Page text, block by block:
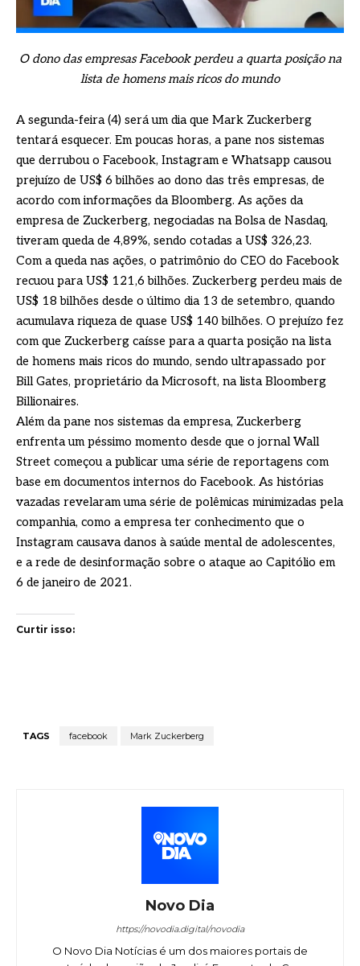
O dono das empresas Facebook perdeu a quarta posição na
lista de homens mais ricos do mundo
A segunda-feira (4) será um dia que Mark Zuckerberg
tentará esquecer. Em poucas horas, a pane nos sistemas
que derrubou o Facebook, Instagram e Whatsapp causou
prejuízo de US$ 6 bilhões ao dono das três empresas, de
acordo com informações da Bloomberg. As ações da
empresa de Zuckerberg, negociadas na Bolsa de Nasdaq,
tiveram queda de 4,89%, sendo cotadas a US$ 326,23.
Com a queda nas ações, o patrimônio do CEO do Facebook
recuou para US$ 121,6 bilhões. Zuckerberg perdeu mais de
US$ 18 bilhões desde o último dia 13 de setembro, quando
acumulava riqueza de quase US$ 140 bilhões. O prejuízo fez
com que Zuckerberg caísse para a quarta posição na lista
de homens mais ricos do mundo, sendo ultrapassado por
Bill Gates, proprietário da Microsoft, na lista Bloomberg
Billionaires.
Além da pane nos sistemas da empresa, Zuckerberg
enfrenta um péssimo momento desde que o jornal Wall
Street começou a publicar uma série de reportagens com
base em documentos internos do Facebook. As histórias
vazadas revelaram uma série de polêmicas minimizadas pela
companhia, como a empresa ter conhecimento que o
Instagram causava danos à saúde mental de adolescentes,
e a rede de desinformação sobre o ataque ao Capitólio em
6 de janeiro de 2021.
Curtir isso:
TAGS facebook Mark Zuckerberg
Novo Dia
https://novodia.digital/novodia
O Novo Dia Notícias é um dos maiores portais de